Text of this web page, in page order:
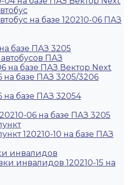
на базе 120210-06 ПАЗ
базе ПАЗ 3205
ПАЗ
на базе ПАЗ Вектор Next
на базе ПАЗ 3205/3206
на базе ПАЗ 32054
06 на базе ПАЗ 3205
120210-10 на базе ПАЗ
инвалидов
инвалидов 120210-15 на